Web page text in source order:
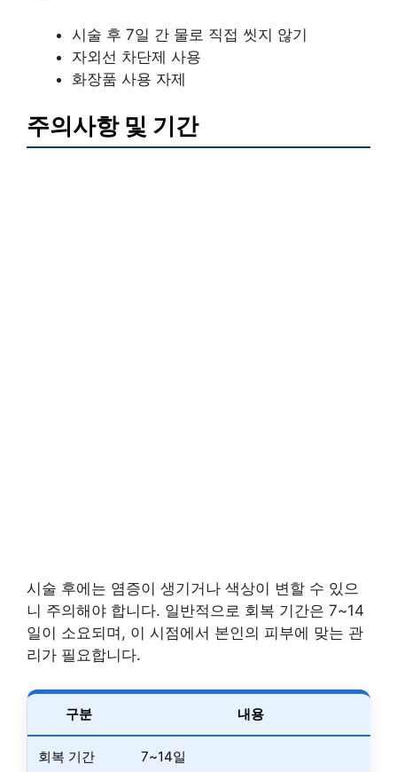
시술 후 7일 간 물로 직접 씻지 않기
자외선 차단제 사용
화장품 사용 자제
주의사항 및 기간
시술 후에는 염증이 생기거나 색상이 변할 수 있으
니 주의해야 합니다. 일반적으로 회복 기간은 7~14
일이 소요되며, 이 시점에서 본인의 피부에 맞는 관
리가 필요합니다.
구분 내용
회복 기간 7~14일